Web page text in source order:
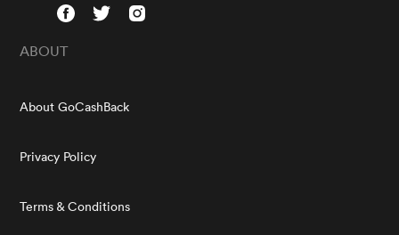
ABOUT
About GoCashBack
Privacy Policy
Terms & Conditions